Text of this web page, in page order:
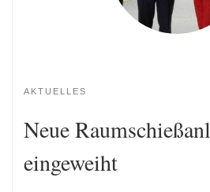
AKTUELLES
Neue
eingeweiht